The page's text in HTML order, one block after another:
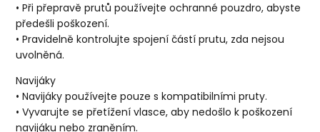
• Při přepravě prutů používejte ochranné pouzdro, abyste
předešli poškození.
• Pravidelně kontrolujte spojení částí prutu, zda nejsou
uvolněná.
Navijáky
• Navijáky používejte pouze s kompatibilními pruty.
• Vyvarujte se přetížení vlasce, aby nedošlo k poškození
navijáku nebo zraněním.